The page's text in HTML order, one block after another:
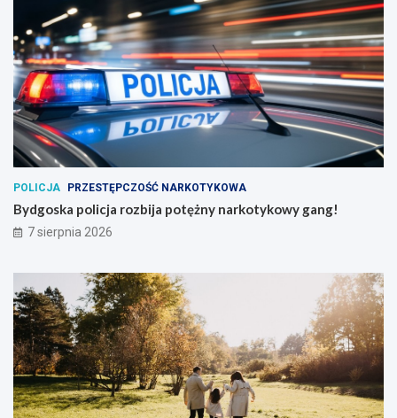
POLICJA PRZESTĘPCZOŚĆ NARKOTYKOWA
Bydgoska policja rozbija potężny narkotykowy gang!
7 sierpnia 2026